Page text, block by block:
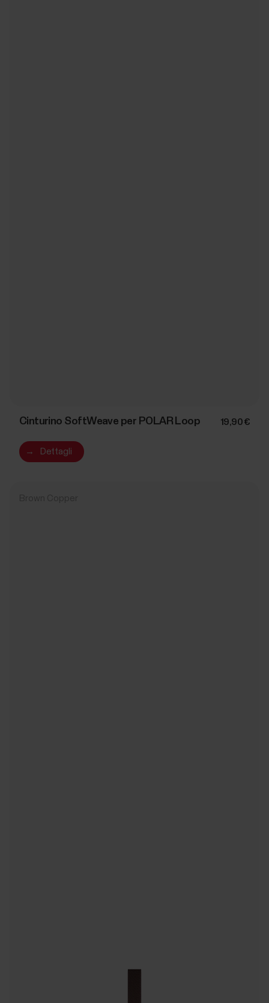
Cinturino SoftWeave per POLAR Loop 19,90 €
→ Dettagli